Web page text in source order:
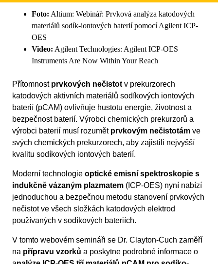
Foto: Altium: Webinář: Prvková analýza katodových
materiálů sodík-iontových baterií pomocí Agilent ICP-
OES
Video: Agilent Technologies: Agilent ICP-OES
Instruments Are Now Within Your Reach
Přítomnost prvkových nečistot v prekurzorech
katodových aktivních materiálů sodíkových iontových
baterií (pCAM) ovlivňuje hustotu energie, životnost a
bezpečnost baterií. Výrobci chemických prekurzorů a
výrobci baterií musí rozumět prvkovým nečistotám ve
svých chemických prekurzorech, aby zajistili nejvyšší
kvalitu sodíkových iontových baterií.
Moderní technologie optické emisní spektroskopie s
indukčně vázaným plazmatem (ICP-OES) nyní nabízí
jednoduchou a bezpečnou metodu stanovení prvkových
nečistot ve všech složkách katodových elektrod
používaných v sodíkových bateriích.
V tomto webovém semináři se Dr. Clayton-Cuch zaměří
na přípravu vzorků a poskytne podrobné informace o